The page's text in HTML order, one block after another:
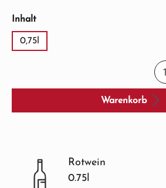
Inhaltauswählen
0,75l
Warenkorb
Rotwein
0.75l